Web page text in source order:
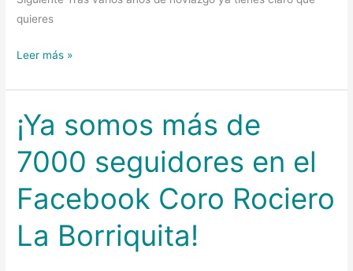
quieres
Leer más »
¡Ya somos más de
7000 seguidores en el
Facebook Coro Rociero
La Borriquita!
¡Ya
somos
más
de
7000
seguidores